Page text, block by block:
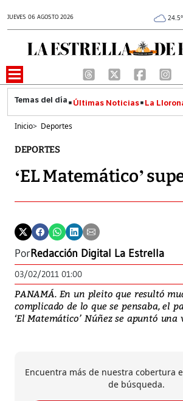
JUEVES 06 AGOSTO 2026
Últimas Noticias La
Inicio> Deportes
DEPORTES
‘EL Matemático’
PorRedacción Digital La Estrella
03/02/2011 01:00
PANAMÁ. En un pleito que resultó
complicado de lo que se pensaba, el
‘El Matemático’ Núñez se apuntó una
Encuentra más de nuestra cobertura
de búsqueda.